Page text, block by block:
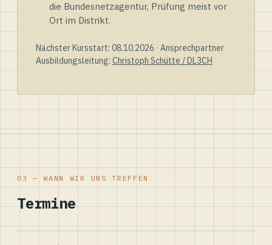
die Bundesnetzagentur, Prüfung meist vor
Ort im Distrikt.
Nächster Kursstart: 08.10.2026 · Ansprechpartner
Ausbildungsleitung: Christoph Schütte / DL3CH
03 — WANN WIR UNS TREFFEN
Termine